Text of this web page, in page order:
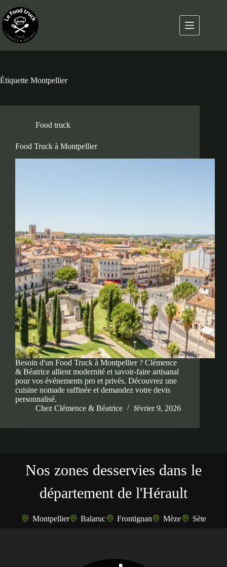
Étiquette Montpellier
Food truck
Food Truck à Montpellier
Besoin d'un Food Truck à Montpellier ? Clémence
& Béatrice allient modernité et savoir-faire artisanal
pour vos événements pro et privés. Découvrez une
cuisine nomade raffinée et demandez votre devis
personnalisé.
Chez Clémence & Béatrice
février 9, 2026
Nos zones desservies dans le
département de l'Hérault
Montpellier Balaruc Frontignan Mèze Sète